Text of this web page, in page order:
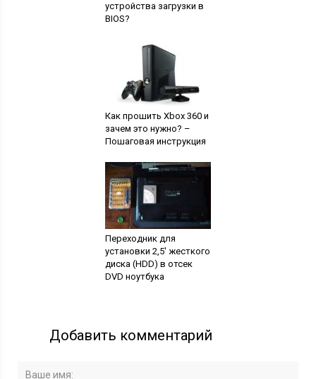
устройства загрузки в
BIOS?
Как прошить Xbox 360 и
зачем это нужно? –
Пошаговая инструкция
Переходник для
установки 2,5' жесткого
диска (HDD) в отсек
DVD ноутбука
Добавить комментарий